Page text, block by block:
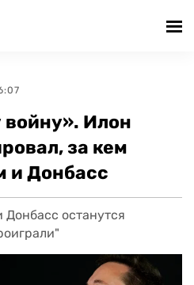
войну». Илон
за кем
и Донбасс
останутся